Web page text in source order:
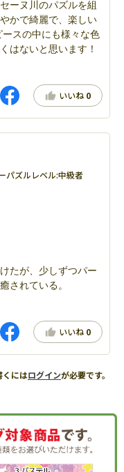
ーヌ川のパズルを組
かで綺麗で、楽しい
スの中にも様々な色
はないと思います！
いいね 0
パズルレベル:中級者
たが、少しずつパー
されている。
いいね 0
にはログインが必要です。